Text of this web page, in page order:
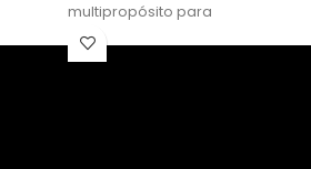
multipropósito para
aplicaciones generalizadas.